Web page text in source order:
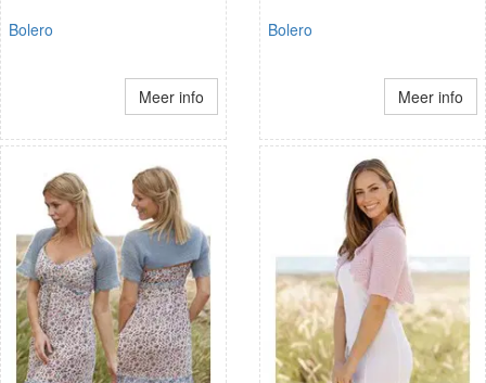
Bolero
Meer info
Bolero
Meer info